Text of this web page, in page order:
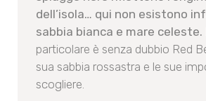
dell’isola… qui non esistono
sabbia bianca e mare celeste.
particolare è senza dubbio Red
sua sabbia rossastra e le sue
scogliere.